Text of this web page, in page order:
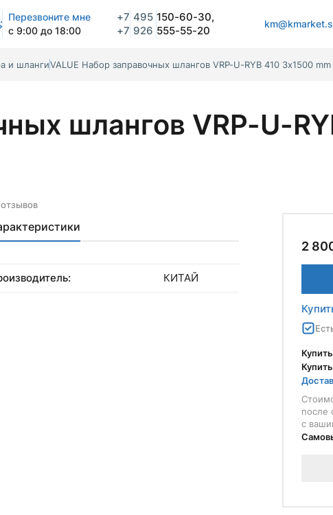
Перезвоните мне
с 9:00 до 18:00
+7 495 150-60-30,
+7 926 555-55-20
и шлангиVALUE Набор заправочных шлангов VRP-U-RYB 410 3х1500 mm
шлангов VRP-U-
КИТАЙ
2
после
с